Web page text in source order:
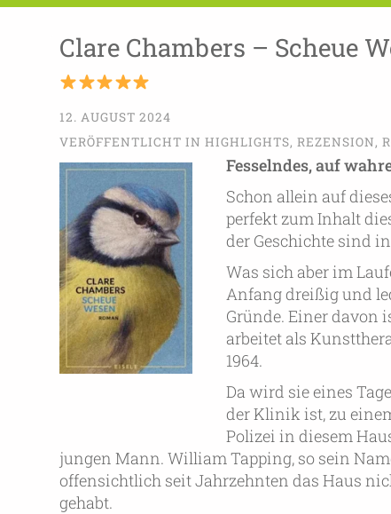
Clare Chambers – Scheue
12. AUGUST 2024
VERÖFFENTLICHT IN HIGHLIGHTS, REZENSION,
Fesselndes, auf
Schon allein auf
perfekt zum Inhalt
der Geschichte sind
Was sich aber im
Anfang dreißig und
Gründe. Einer davon
arbeitet als
1964.
Da wird sie eines
der Klinik ist, zu
Polizei in diesem
jungen Mann. William Tapping, so sein
offensichtlich seit Jahrzehnten das Haus
gehabt.